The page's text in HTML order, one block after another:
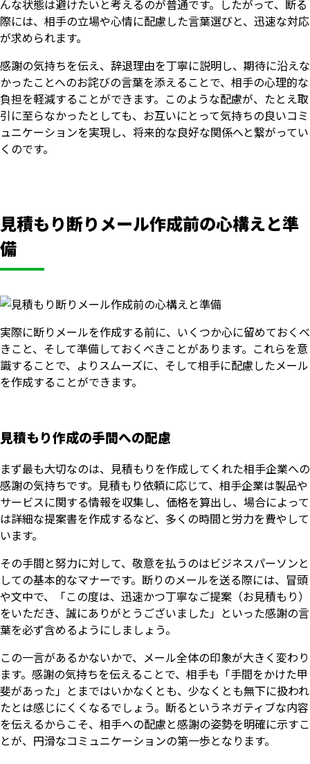
んな状態は避けたいと考えるのが普通です。したがって、断る
際には、相手の立場や心情に配慮した言葉選びと、迅速な対応
が求められます。
感謝の気持ちを伝え、辞退理由を丁寧に説明し、期待に沿えな
かったことへのお詫びの言葉を添えることで、相手の心理的な
負担を軽減することができます。このような配慮が、たとえ取
引に至らなかったとしても、お互いにとって気持ちの良いコミ
ュニケーションを実現し、将来的な良好な関係へと繋がってい
くのです。
見積もり断りメール作成前の心構えと準
備
実際に断りメールを作成する前に、いくつか心に留めておくべ
きこと、そして準備しておくべきことがあります。これらを意
識することで、よりスムーズに、そして相手に配慮したメール
を作成することができます。
見積もり作成の手間への配慮
まず最も大切なのは、見積もりを作成してくれた相手企業への
感謝の気持ちです。見積もり依頼に応じて、相手企業は製品や
サービスに関する情報を収集し、価格を算出し、場合によって
は詳細な提案書を作成するなど、多くの時間と労力を費やして
います。
その手間と努力に対して、敬意を払うのはビジネスパーソンと
しての基本的なマナーです。断りのメールを送る際には、冒頭
や文中で、「この度は、迅速かつ丁寧なご提案（お見積もり）
をいただき、誠にありがとうございました」といった感謝の言
葉を必ず含めるようにしましょう。
この一言があるかないかで、メール全体の印象が大きく変わり
ます。感謝の気持ちを伝えることで、相手も「手間をかけた甲
斐があった」とまではいかなくとも、少なくとも無下に扱われ
たとは感じにくくなるでしょう。断るというネガティブな内容
を伝えるからこそ、相手への配慮と感謝の姿勢を明確に示すこ
とが、円滑なコミュニケーションの第一歩となります。